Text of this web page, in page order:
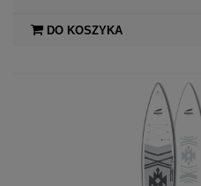
DO KOSZYKA